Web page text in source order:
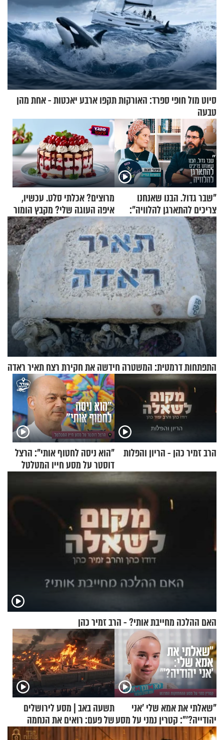
סיוט מול חופי ספרד: האורקות תקפו ארבע יאכטות - אחת מהן
טבעה
"שבר גדול. הבנו שאנחנו
צריכים להתארגן להלוויה":
זוגיות במבחן, הפעם עם מרים
וגד דנינו
מרוצים? אכלתי סלט. עכשיו,
איפה העוגה שלי? מקבץ הומור
כייפי מספר 1
התפתחות דרמטית: המשטרה חידשה את חקירת רצח תאיר ראדה
הרב זמיר כהן - הריון והפלות
"הוא ניסה לחטוף אותי": הרצל
דוסטר על מסע חייו המטלטל
האם ההלכה מחייבת אותי? - הרב זמיר כהן
"שאלתי את אמא שלי 'אני
יהודייה?'": קטרין נמני על מסע
ההתחזקות המרגש
תשעה באב | מסע לירושלים
של פעם: רואים את הנחמה